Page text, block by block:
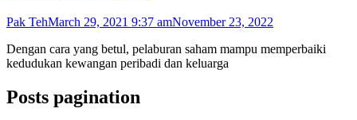
Pak TehMarch 29, 2021 9:37 amNovember 23, 2022
Dengan cara yang betul, pelaburan saham mampu memperbaiki
kedudukan kewangan peribadi dan keluarga
Posts pagination